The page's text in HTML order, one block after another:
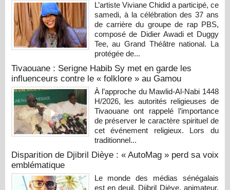
L’artiste Viviane Chidid a participé, ce
samedi, à la célébration des 37 ans
de carrière du groupe de rap PBS,
composé de Didier Awadi et Duggy
Tee, au Grand Théâtre national. La
protégée de...
Tivaouane : Serigne Habib Sy met en garde les
influenceurs contre le « folklore » au Gamou
À l’approche du Mawlid-Al-Nabi 1448
H/2026, les autorités religieuses de
Tivaouane ont rappelé l’importance
de préserver le caractère spirituel de
cet événement religieux. Lors du
traditionnel...
Disparition de Djibril Dièye : « AutoMag » perd sa voix
emblématique
Le monde des médias sénégalais
est en deuil. Djibril Dièye, animateur,